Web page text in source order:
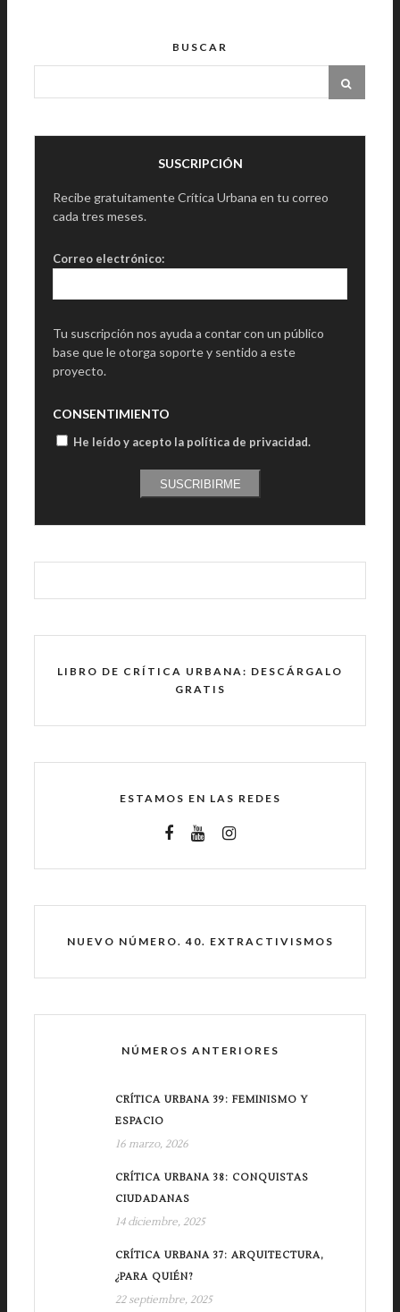
BUSCAR
SUSCRIPCIÓN
Recibe gratuitamente Crítica Urbana en tu correo
cada tres meses.
Correo electrónico:
Tu suscripción nos ayuda a contar con un público
base que le otorga soporte y sentido a este
proyecto.
CONSENTIMIENTO
He leído y acepto la política de privacidad.
SUSCRIBIRME
LIBRO DE CRÍTICA URBANA: DESCÁRGALO
GRATIS
ESTAMOS EN LAS REDES
NUEVO NÚMERO. 40. EXTRACTIVISMOS
NÚMEROS ANTERIORES
CRÍTICA URBANA 39: FEMINISMO Y
ESPACIO
16 marzo, 2026
CRÍTICA URBANA 38: CONQUISTAS
CIUDADANAS
14 diciembre, 2025
CRÍTICA URBANA 37: ARQUITECTURA,
¿PARA QUIÉN?
22 septiembre, 2025